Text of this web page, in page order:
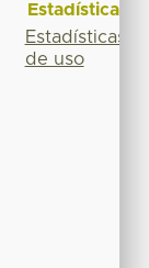
Estadísticas
Estadísticas
de uso